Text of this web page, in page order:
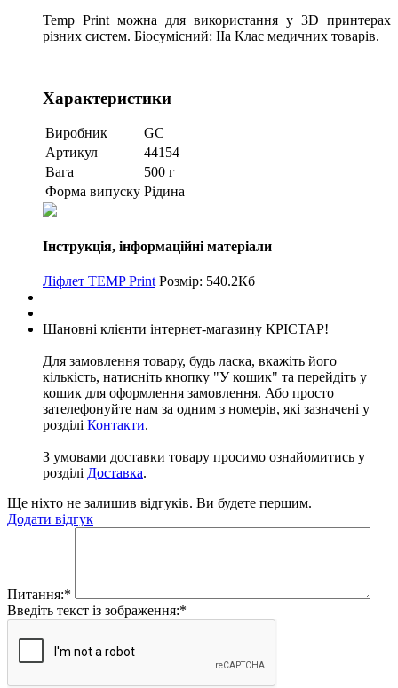
Temp Print можна для використання у 3D принтерах
різних систем. Біосумісний: IIa Клас медичних товарів.
Характеристики
Виробник
GC
Артикул
44154
Вага
500 г
Форма випуску Рідина
Інструкція, інформаційні матеріали
Ліфлет TEMP Print Розмір: 540.2Кб
Шановні клієнти інтернет-магазину КРІСТАР!
Для замовлення товару, будь ласка, вкажіть його
кількість, натисніть кнопку "У кошик" та перейдіть у
кошик для оформлення замовлення. Або просто
зателефонуйте нам за одним з номерів, які зазначені у
розділі Контакти.
З умовами доставки товару просимо ознайомитись у
розділі Доставка.
Ще ніхто не залишив відгуків. Ви будете першим.
Додати відгук
Питання:*
Введіть текст із зображення:*